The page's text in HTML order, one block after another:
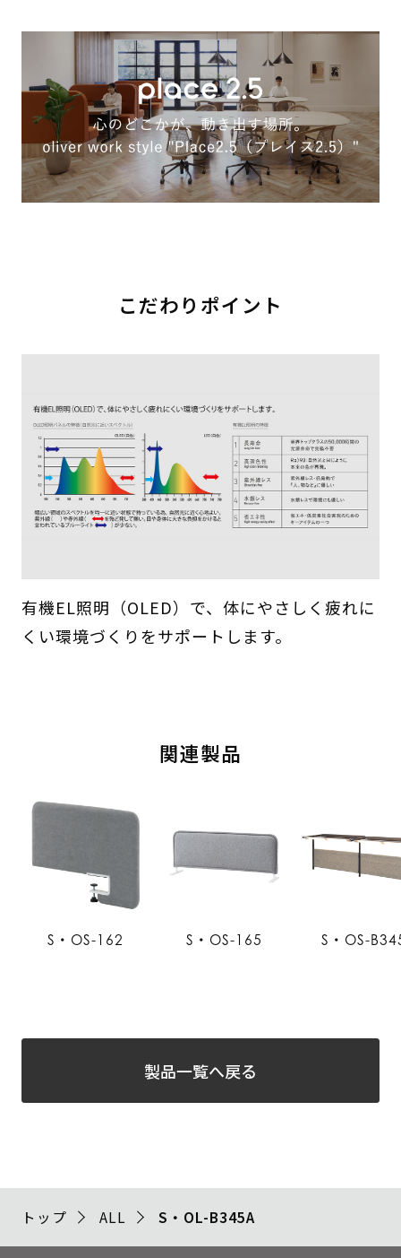
こだわりポイント
有機EL照明（OLED）で、体にやさしく疲れに
くい環境づくりをサポートします。
関連製品
S・OS-162 S・OS-165 S・OS-
製品一覧へ戻る
トップ ALL S・OL-B345A